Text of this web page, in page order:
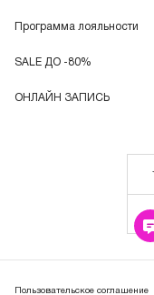
Программа лояльности
SALE ДО -80%
ОНЛАЙН ЗАПИСЬ
Пользовательское соглашение